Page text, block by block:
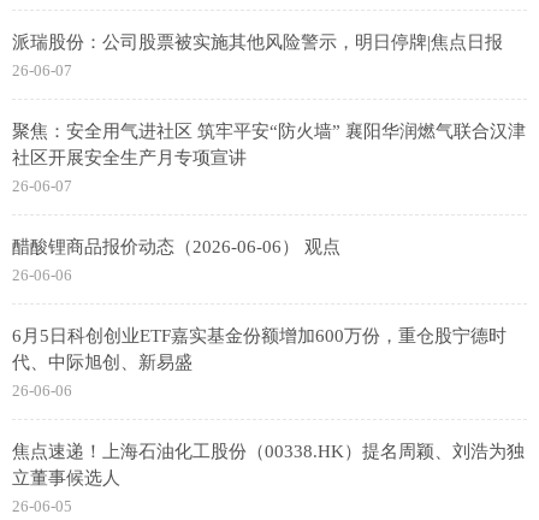
派瑞股份：公司股票被实施其他风险警示，明日停牌|焦点日报
26-06-07
聚焦：安全用气进社区 筑牢平安“防火墙” 襄阳华润燃气联合汉津
社区开展安全生产月专项宣讲
26-06-07
醋酸锂商品报价动态（2026-06-06） 观点
26-06-06
6月5日科创创业ETF嘉实基金份额增加600万份，重仓股宁德时
代、中际旭创、新易盛
26-06-06
焦点速递！上海石油化工股份（00338.HK）提名周颖、刘浩为独
立董事候选人
26-06-05